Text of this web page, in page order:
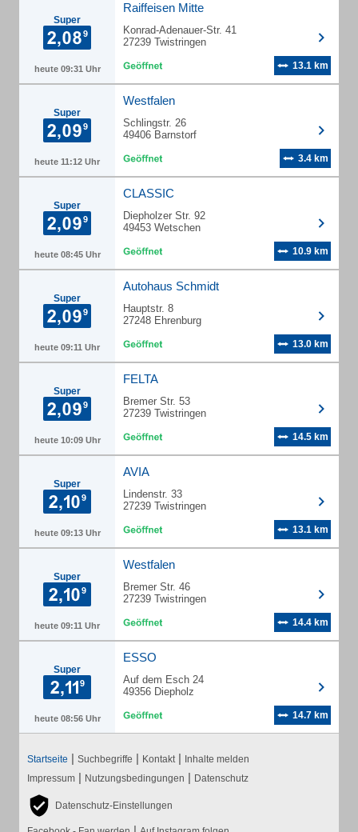
Super
heute 09:31 Uhr
Raiffeisen Mitte
Konrad-Adenauer-Str. 41
27239 Twistringen
13.1 km
Super
heute 11:12 Uhr
Westfalen
Schlingstr. 26
49406 Barnstorf
3.4 km
Super
heute 08:45 Uhr
CLASSIC
Diepholzer Str. 92
49453 Wetschen
10.9 km
Super
heute 09:11 Uhr
Autohaus Schmidt
Hauptstr. 8
27248 Ehrenburg
13.0 km
Super
heute 10:09 Uhr
FELTA
Bremer Str. 53
27239 Twistringen
14.5 km
Super
heute 09:13 Uhr
AVIA
Lindenstr. 33
27239 Twistringen
13.1 km
Super
heute 09:11 Uhr
Westfalen
Bremer Str. 46
27239 Twistringen
14.4 km
Super
heute 08:56 Uhr
ESSO
Auf dem Esch 24
49356 Diepholz
14.7 km
Startseite | Suchbegriffe | Kontakt | Inhalte melden
Impressum | Nutzungsbedingungen | Datenschutz
Datenschutz-Einstellungen